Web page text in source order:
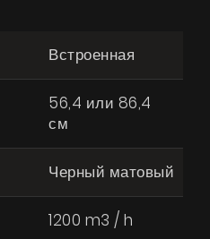
Встроенная
56,4 или 86,4
см
Черный матовый
1200 m3 / h